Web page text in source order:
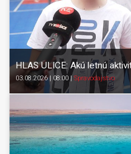
HLAS ULICE: Akú letnú
03.08.2026 | 08:00 | Spravodajstvo